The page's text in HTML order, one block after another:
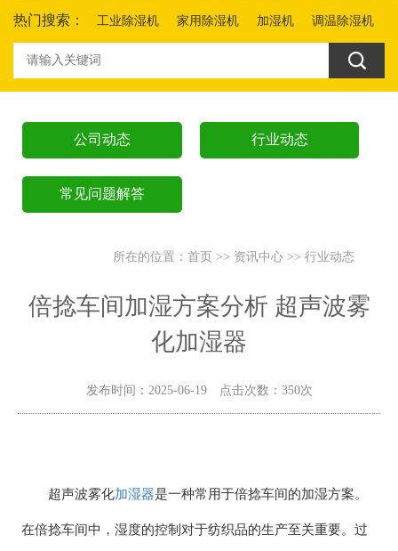
热门搜索： 工业除湿机 家用除湿机 加湿机 调温除湿机
公司动态 行业动态
常见问题解答
所在的位置： 首页 >> 资讯中心>> 行业动态
倍捻车间加湿方案分析 超声波雾
化加湿器
发布时间：2025-06-19 点击次数：350次
超声波雾化加湿器是一种常用于倍捻车间的加湿方案。
在倍捻车间中，湿度的控制对于纺织品的生产至关重要。过